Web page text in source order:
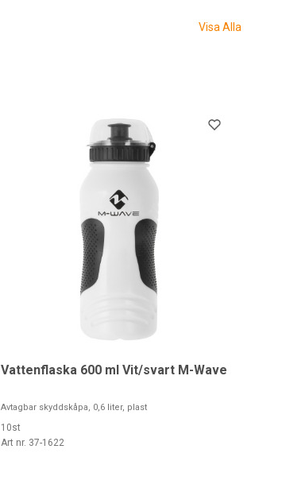
Visa Alla
Vattenflaska 600 ml Vit/svart M-Wave
Avtagbar skyddskåpa, 0,6 liter, plast
10st
Art nr. 37-1622